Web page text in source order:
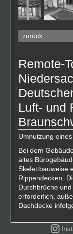
zurück
Remote-
Luft- und
Umnutzung
Bei dem
altes
Skelettbauweise
Rippendecken.
Durchbrüche
erforderlich,
Dachdecke